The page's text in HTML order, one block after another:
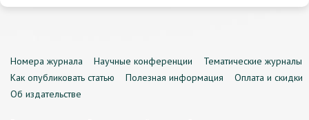
Номера журнала Научные конференции
Тематические журналы
Как опубликовать статью
Полезная информация
Оплата и скидки
Об издательстве